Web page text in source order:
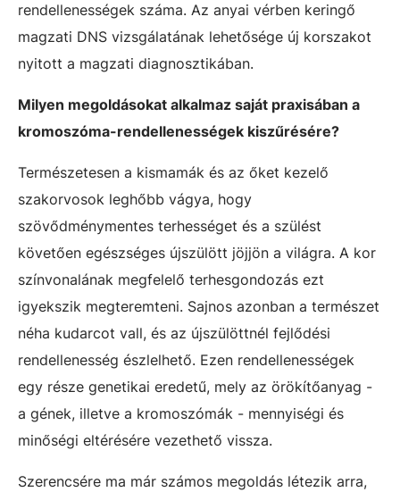
rendellenességek száma. Az anyai vérben keringő
magzati DNS vizsgálatának lehetősége új korszakot
nyitott a magzati diagnosztikában.
Milyen megoldásokat alkalmaz saját praxisában a
kromoszóma-rendellenességek kiszűrésére?
Természetesen a kismamák és az őket kezelő
szakorvosok leghőbb vágya, hogy
szövődménymentes terhességet és a szülést
követően egészséges újszülött jöjjön a világra. A kor
színvonalának megfelelő terhesgondozás ezt
igyekszik megteremteni. Sajnos azonban a természet
néha kudarcot vall, és az újszülöttnél fejlődési
rendellenesség észlelhető. Ezen rendellenességek
egy része genetikai eredetű, mely az örökítőanyag -
a gének, illetve a kromoszómák - mennyiségi és
minőségi eltérésére vezethető vissza.
Szerencsére ma már számos megoldás létezik arra,